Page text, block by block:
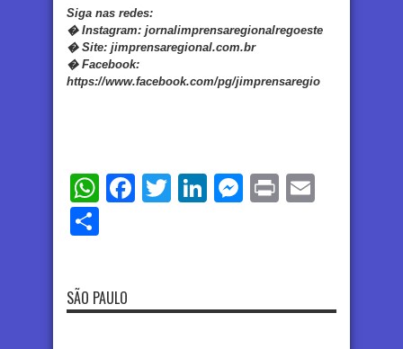
Siga nas redes:
�Instagram: jornalimprensaregionalregoeste
�Site: jimprensaregional.com.br
�Facebook:
https://www.facebook.com/pg/jimprensaregio
WhatsApp
Facebook
TwitterLinkedIn
Messenger
Print
SÃO PAULO